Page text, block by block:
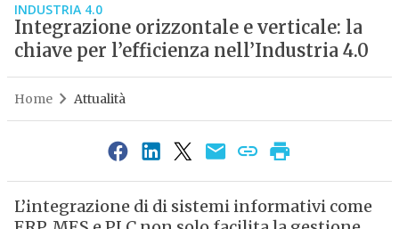
INDUSTRIA 4.0
Integrazione orizzontale e verticale: la
chiave per l’efficienza nell’Industria 4.0
Home Attualità
L’integrazione di di sistemi informativi come